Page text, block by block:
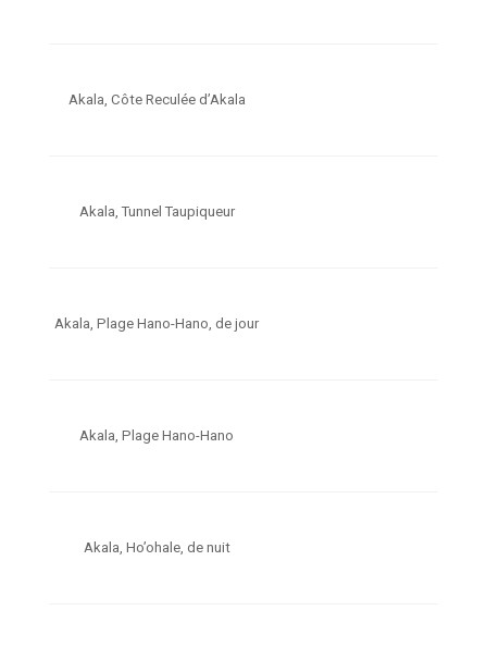
Akala, Côte Reculée d’Akala
Akala, Tunnel Taupiqueur
Akala, Plage Hano-Hano, de jour
Akala, Plage Hano-Hano
Akala, Ho’ohale, de nuit